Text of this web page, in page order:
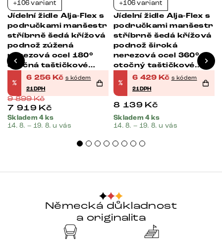
+106 variant
Jídelní židle Alja-Flex s
područkami manšestr
stříbrně šedá křížová
podnož zúžená
nerezová ocel 180°
otočná taštičkové
pružiny
%
6 256 Kč s kódem
21DPH
9 899Kč
7 919 Kč
Skladem 4 ks
14. 8. – 19. 8. u vás
+106 variant
Jídelní židle Alja-Flex s
područkami manšestr
stříbrně šedá křížová
podnož široká
nerezová ocel 360°
otočný taštičkové
pružiny
%
6 429 Kč s kódem
21DPH
8 139 Kč
Skladem 4 ks
14. 8. – 19. 8. u vás
Německá důkladnost
a originalita